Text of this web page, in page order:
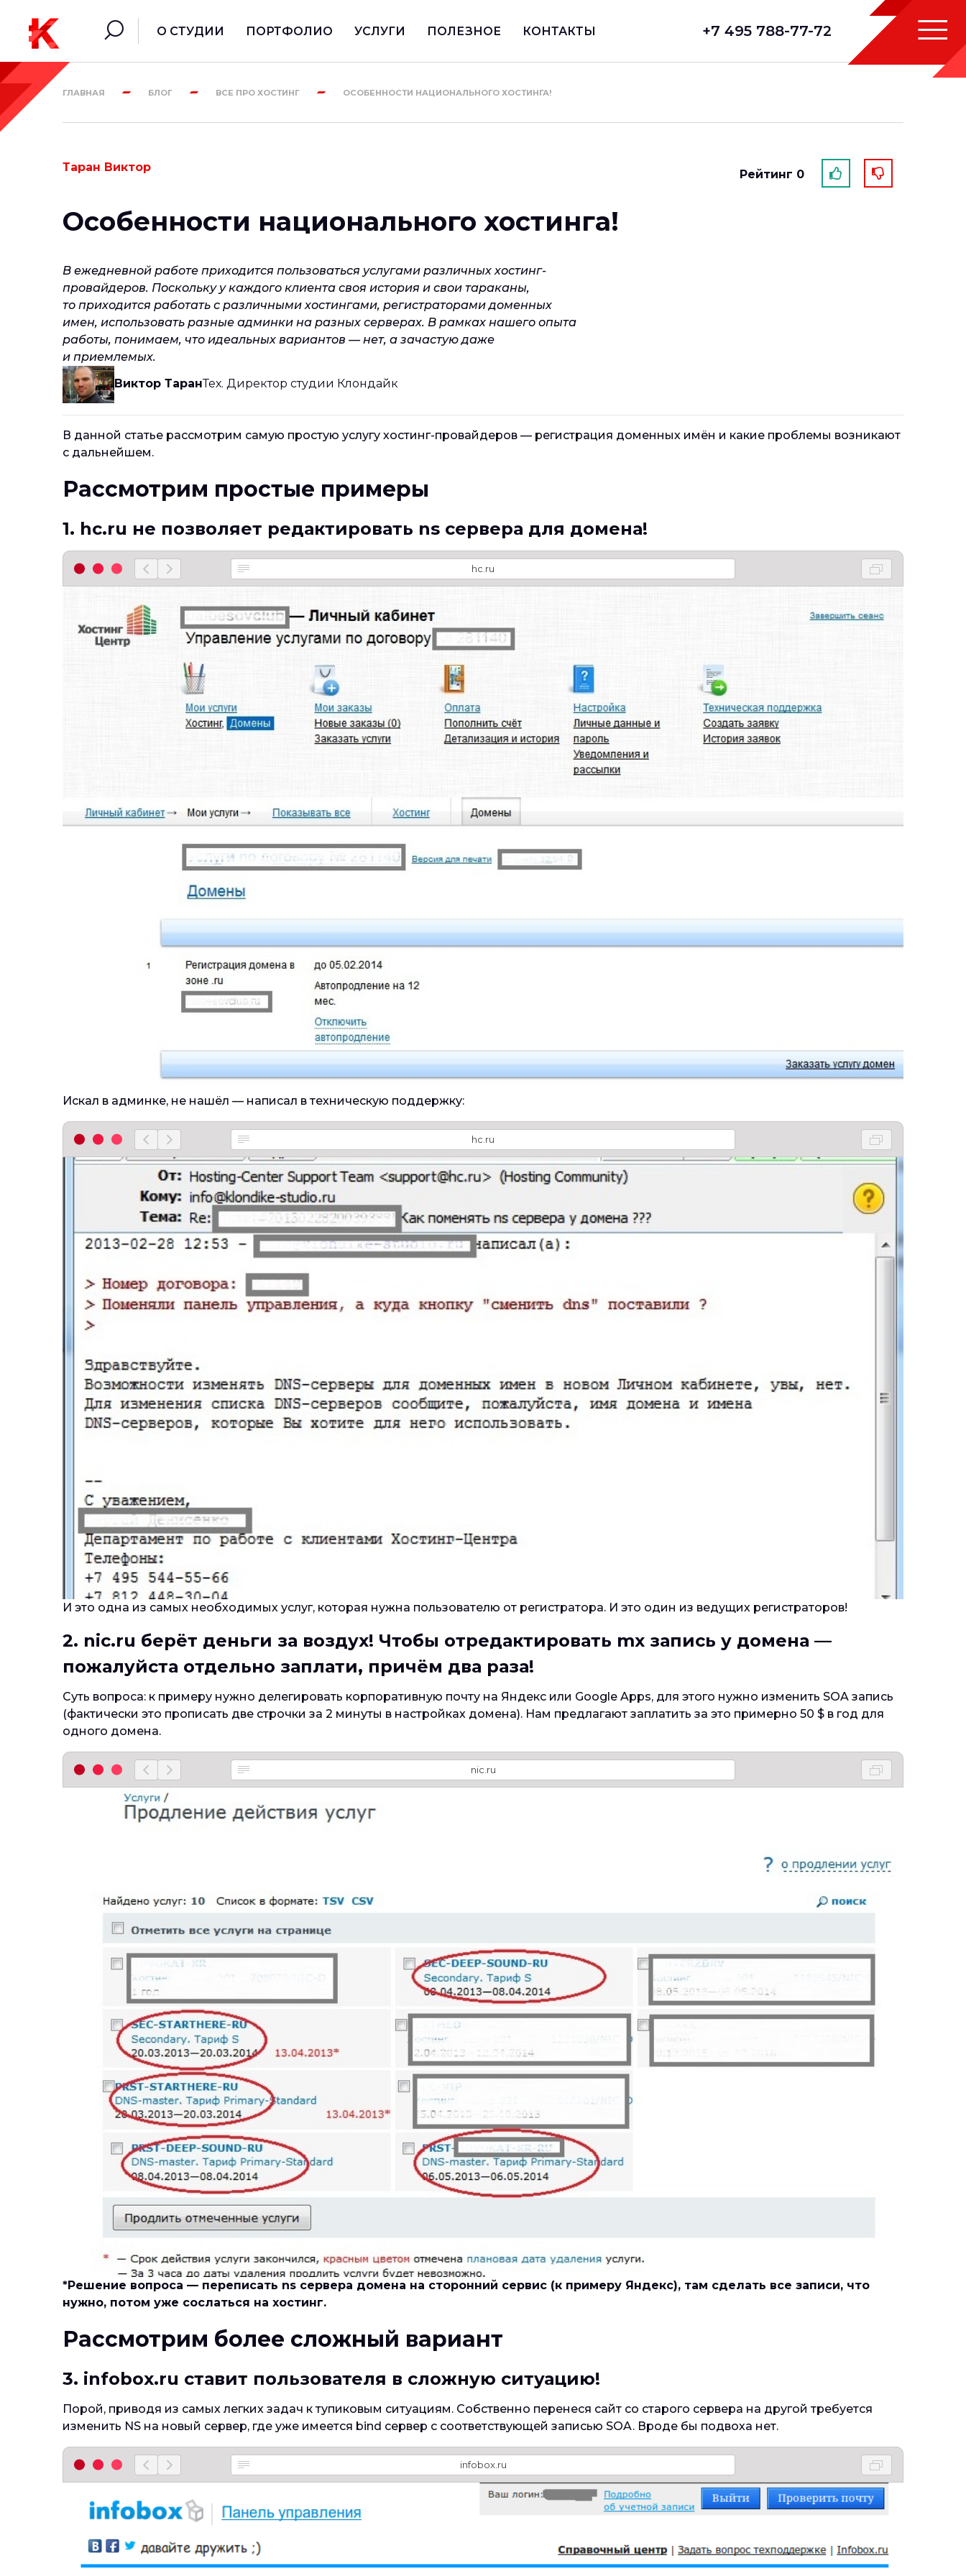
О СТУДИИ ПОРТФОЛИО УСЛУГИ ПОЛЕЗНОЕ КОНТАКТЫ +7 495 788-77-72
ГЛАВНАЯ БЛОГ ВСЕ ПРО ХОСТИНГ ОСОБЕННОСТИ НАЦИОНАЛЬНОГО ХОСТИНГА!
Таран Виктор
Рейтинг 0
Особенности национального хостинга!
В ежедневной работе приходится пользоваться услугами различных хостинг-
провайдеров. Поскольку у каждого клиента своя история и свои тараканы,
то приходится работать с различными хостингами, регистраторами доменных
имен, использовать разные админки на разных серверах. В рамках нашего опыта
работы, понимаем, что идеальных вариантов — нет, а зачастую даже
и приемлемых.
Виктор ТаранТех. Директор студии Клондайк
В данной статье рассмотрим самую простую услугу хостинг-провайдеров — регистрация доменных имён и какие проблемы возникают
с дальнейшем.
Рассмотрим простые примеры
1. hc.ru не позволяет редактировать ns сервера для домена!
hc.ru
Искал в админке, не нашёл — написал в техническую поддержку:
hc.ru
И это одна из самых необходимых услуг, которая нужна пользователю от регистратора. И это один из ведущих регистраторов!
2. nic.ru берёт деньги за воздух! Чтобы отредактировать mx запись у домена —
пожалуйста отдельно заплати, причём два раза!
Суть вопроса: к примеру нужно делегировать корпоративную почту на Яндекс или Google Apps, для этого нужно изменить SOA запись
(фактически это прописать две строчки за 2 минуты в настройках домена). Нам предлагают заплатить за это примерно 50 $ в год для
одного домена.
nic.ru
*Решение вопроса — переписать ns сервера домена на сторонний сервис (к примеру Яндекс), там сделать все записи, что
нужно, потом уже сослаться на хостинг.
Рассмотрим более сложный вариант
3. infobox.ru ставит пользователя в сложную ситуацию!
Порой, приводя из самых легких задач к тупиковым ситуациям. Собственно перенеся сайт со старого сервера на другой требуется
изменить NS на новый сервер, где уже имеется bind сервер с соответствующей записью SOA. Вроде бы подвоха нет.
infobox.ru